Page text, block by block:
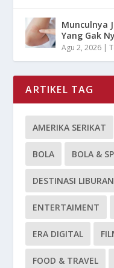
Munculnya
Yang Gak
Agu 2, 2026 |
ARTIKEL TAG
AMERIKA SERIKAT
BOLA BOLA &
DESTINASI LIBURAN
ENTERTAIMENT
ERA DIGITAL
FOOD & TRAVEL